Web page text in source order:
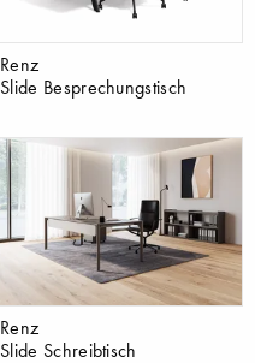
Renz
Slide Besprechungstisch
Renz
Slide Schreibtisch